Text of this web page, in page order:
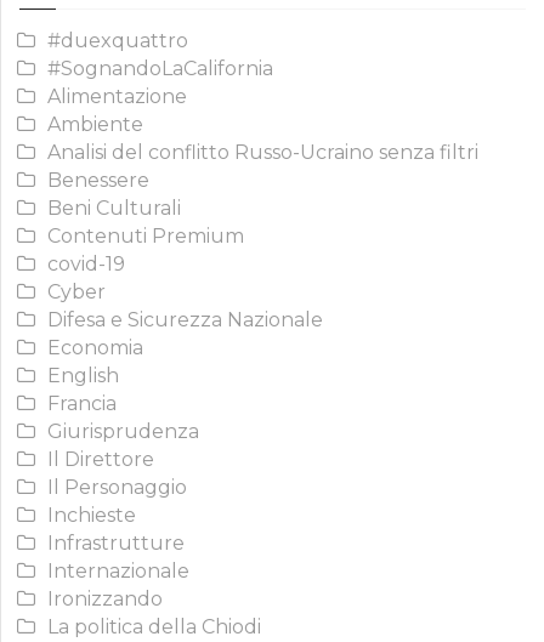
#duexquattro
#SognandoLaCalifornia
Alimentazione
Ambiente
Analisi del conflitto Russo-Ucraino senza filtri
Benessere
Beni Culturali
Contenuti Premium
covid-19
Cyber
Difesa e Sicurezza Nazionale
Economia
English
Francia
Giurisprudenza
Il Direttore
Il Personaggio
Inchieste
Infrastrutture
Internazionale
Ironizzando
La politica della Chiodi